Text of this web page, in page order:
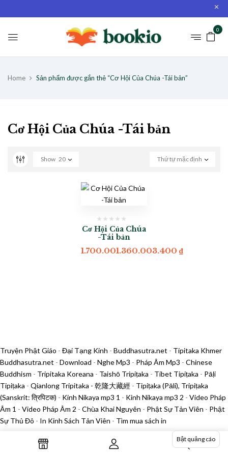
0
Home Sản phẩm được gắn thẻ “Cơ Hội Của Chúa -Tái bản”
Cơ Hội Của Chúa -Tái bản
Thứ tự mặc định
Show 20
Cơ Hội Của Chúa
-Tái bản
1.700.001.360.003.400₫
Bật quảng cáo
Truyện Phật Giáo - Đại Tạng Kinh - Buddhasutra.net - Tipitaka Khmer
Buddhasutra.net - Download - Nghe Mp3 - Pháp Âm Mp3 - Chinese
Buddhism - Tripitaka Koreana - Taishō Tripiṭaka - Tibet Tipiṭaka - Pāḷi
Tipiṭaka - Qianlong Tripitaka - 乾隆大藏經 - Tipiṭaka (Pāli), Tripiṭaka
(Sanskrit: त्रिपिटक) - Kinh Nikaya mp3 1 - Kinh Nikaya mp3 2 - Video Pháp
Âm 1 - Video Pháp Âm 2 - Chùa Khai Nguyên - Phật Sự Tản Viên - Phật
Sự Thủ Đô - In Kinh Sách Tản Viên - Tìm mua sách in